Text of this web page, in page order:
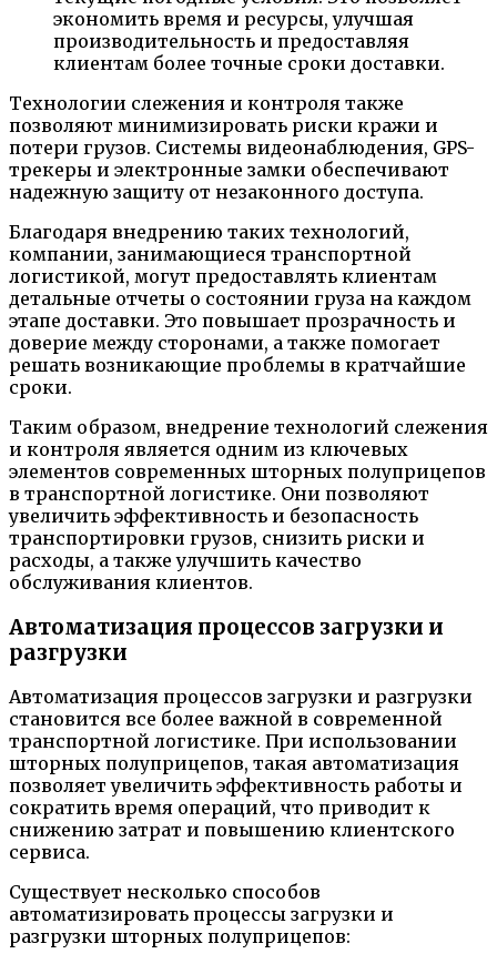
экономить время и ресурсы, улучшая
производительность и предоставляя
клиентам более точные сроки доставки.
Технологии слежения и контроля также
позволяют минимизировать риски кражи и
потери грузов. Системы видеонаблюдения, GPS-
трекеры и электронные замки обеспечивают
надежную защиту от незаконного доступа.
Благодаря внедрению таких технологий,
компании, занимающиеся транспортной
логистикой, могут предоставлять клиентам
детальные отчеты о состоянии груза на каждом
этапе доставки. Это повышает прозрачность и
доверие между сторонами, а также помогает
решать возникающие проблемы в кратчайшие
сроки.
Таким образом, внедрение технологий слежения
и контроля является одним из ключевых
элементов современных шторных полуприцепов
в транспортной логистике. Они позволяют
увеличить эффективность и безопасность
транспортировки грузов, снизить риски и
расходы, а также улучшить качество
обслуживания клиентов.
Автоматизация процессов загрузки и
разгрузки
Автоматизация процессов загрузки и разгрузки
становится все более важной в современной
транспортной логистике. При использовании
шторных полуприцепов, такая автоматизация
позволяет увеличить эффективность работы и
сократить время операций, что приводит к
снижению затрат и повышению клиентского
сервиса.
Существует несколько способов
автоматизировать процессы загрузки и
разгрузки шторных полуприцепов: